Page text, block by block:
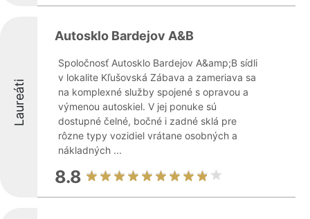
Laureáti
Autosklo Bardejov A&B
Spoločnosť Autosklo Bardejov A&amp;B sídli
v lokalite Kľušovská Zábava a zameriava sa
na komplexné služby spojené s opravou a
výmenou autoskiel. V jej ponuke sú
dostupné čelné, bočné i zadné sklá pre
rôzne typy vozidiel vrátane osobných a
nákladných ...
8.8